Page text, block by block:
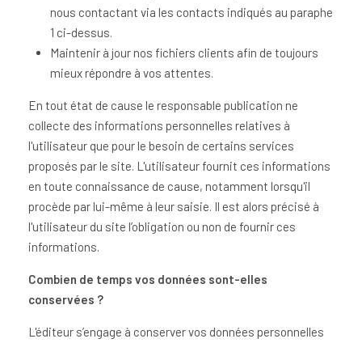
nous contactant via les contacts indiqués au paraphe
1 ci-dessus.
Maintenir à jour nos fichiers clients afin de toujours
mieux répondre à vos attentes.
En tout état de cause le responsable publication ne
collecte des informations personnelles relatives à
l'utilisateur que pour le besoin de certains services
proposés par le site. L'utilisateur fournit ces informations
en toute connaissance de cause, notamment lorsqu'il
procède par lui-même à leur saisie. Il est alors précisé à
l'utilisateur du site l’obligation ou non de fournir ces
informations.
Combien de temps vos données sont-elles
conservées ?
L'éditeur s’engage à conserver vos données personnelles